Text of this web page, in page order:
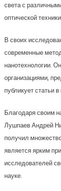
света с
оптической
В своих
современные
нанотехнологии.
организациями,
публикует статьи
Благодаря своим
Лушпаев Андрей
получил
является ярким
исследователей
науке.